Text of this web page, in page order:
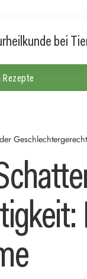
bei